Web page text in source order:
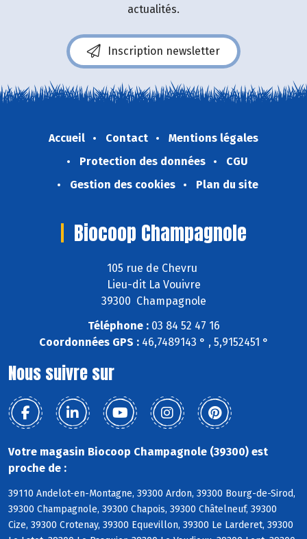
actualités.
Inscription newsletter
Accueil Contact
Mentions légales
Protection des données
CGU
Gestion des cookies
Plan du site
Biocoop Champagnole
105 rue de Chevru
Lieu-dit La Vouivre
39300 Champagnole
Téléphone :03 84 52 47 16
Coordonnées GPS :46,7489143 ° , 5,9152451 °
Nous suivre sur
Votre magasin Biocoop Champagnole (39300) est
proche de :
39110 Andelot-en-Montagne, 39300 Ardon, 39300 Bourg-de-Sirod,
39300 Champagnole, 39300 Chapois, 39300 Châtelneuf, 39300
Cize, 39300 Crotenay, 39300 Equevillon, 39300 Le Larderet, 39300